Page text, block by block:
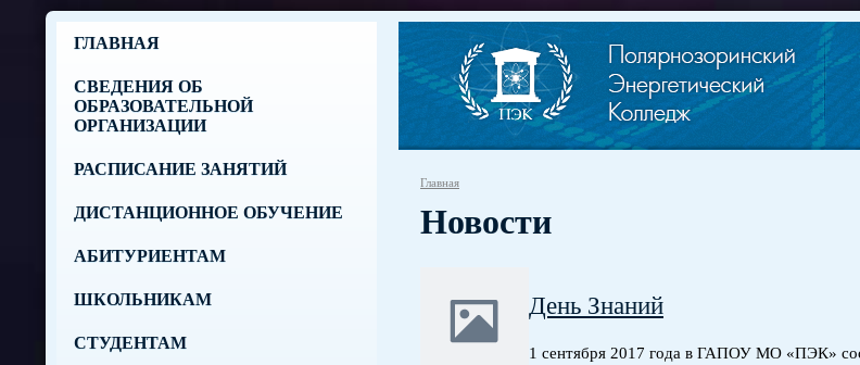
ГЛАВНАЯ
СВЕДЕНИЯ ОБ
ОБРАЗОВАТЕЛЬНОЙ
ОРГАНИЗАЦИИ
РАСПИСАНИЕ ЗАНЯТИЙ
ДИСТАНЦИОННОЕ ОБУЧЕНИЕ
АБИТУРИЕНТАМ
ШКОЛЬНИКАМ
СТУДЕНТАМ
Главная
Новости
День Знаний
1 сентября 2017 года в ГАПОУ МО «ПЭК»